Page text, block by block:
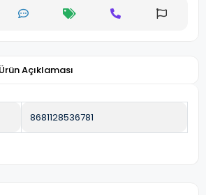
Ürün Açıklaması
8681128536781